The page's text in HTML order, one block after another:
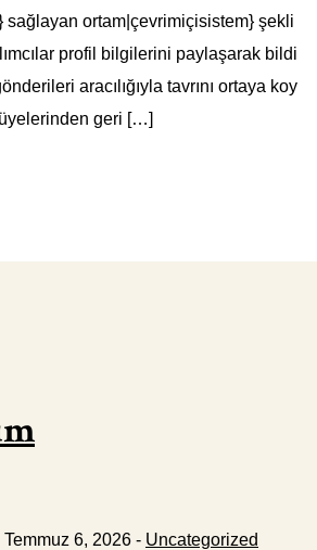
sağlayan ortam|çevrimiçisistem} şekli
profil bilgilerini paylaşarak bildi
aracılığıyla tavrını ortaya koy
geri […]
Temmuz 6, 2026 - Uncategorized